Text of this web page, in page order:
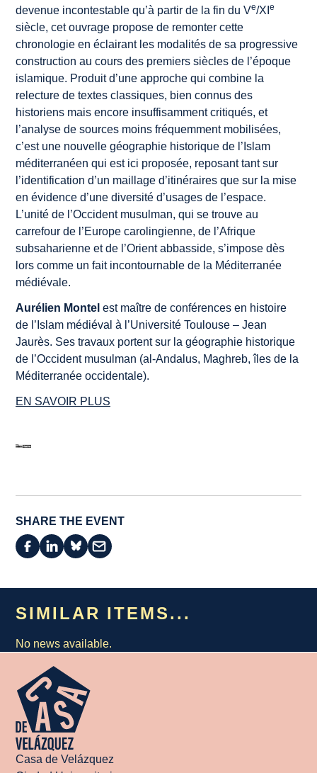
devenue incontestable qu’à partir de la fin du Ve/XI e
siècle, cet ouvrage propose de remonter cette
chronologie en éclairant les modalités de sa progressive
construction au cours des premiers siècles de l’époque
islamique. Produit d’une approche qui combine la
relecture de textes classiques, bien connus des
historiens mais encore insuffisamment critiqués, et
l’analyse de sources moins fréquemment mobilisées,
c’est une nouvelle géographie historique de l’Islam
méditerranéen qui est ici proposée, reposant tant sur
l’identification d’un maillage d’itinéraires que sur la mise
en évidence d’une diversité d’usages de l’espace.
L’unité de l’Occident musulman, qui se trouve au
carrefour de l’Europe carolingienne, de l’Afrique
subsaharienne et de l’Orient abbasside, s’impose dès
lors comme un fait incontournable de la Méditerranée
médiévale.
Aurélien Montel est maître de conférences en histoire
de l’Islam médiéval à l’Université Toulouse – Jean
Jaurès. Ses travaux portent sur la géographie historique
de l’Occident musulman (al-Andalus, Maghreb, îles de la
Méditerranée occidentale).
EN SAVOIR PLUS
SHARE THE EVENT
SIMILAR ITEMS...
No news available.
Casa de Velázquez